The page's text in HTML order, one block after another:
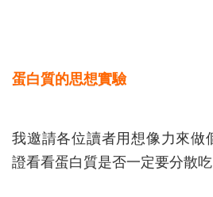
蛋白質的思想實驗
我邀請各位讀者用想像力來做
證看看蛋白質是否一定要分散吃